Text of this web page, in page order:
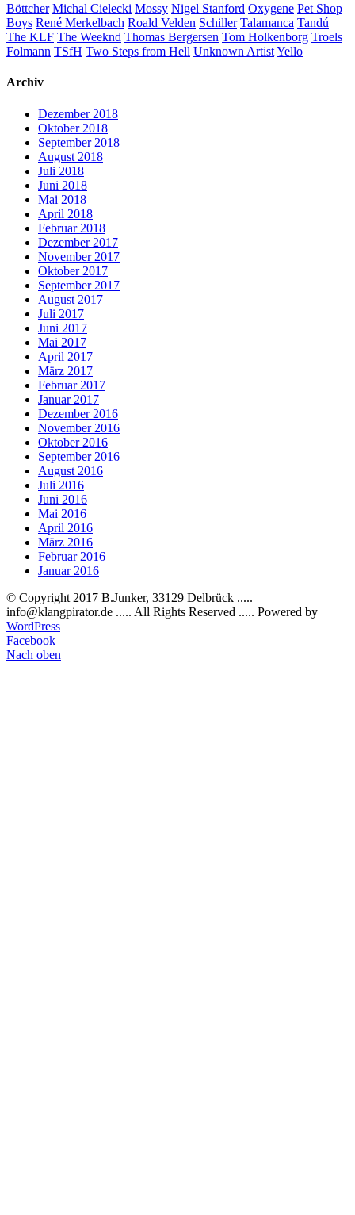
Böttcher Michal Cielecki Mossy Nigel Stanford Oxygene Pet Shop
Boys René Merkelbach Roald Velden Schiller Talamanca Tandú
The KLF The Weeknd Thomas Bergersen Tom Holkenborg Troels
Folmann TSfH Two Steps from Hell Unknown ArtistYello
Archiv
Dezember 2018
Oktober 2018
September 2018
August 2018
Juli 2018
Juni 2018
Mai 2018
April 2018
Februar 2018
Dezember 2017
November 2017
Oktober 2017
September 2017
August 2017
Juli 2017
Juni 2017
Mai 2017
April 2017
März 2017
Februar 2017
Januar 2017
Dezember 2016
November 2016
Oktober 2016
September 2016
August 2016
Juli 2016
Juni 2016
Mai 2016
April 2016
März 2016
Februar 2016
Januar 2016
© Copyright 2017 B.Junker, 33129 Delbrück .....
info@klangpirator.de ..... All Rights Reserved ..... Powered by
WordPress
Facebook
Nach oben